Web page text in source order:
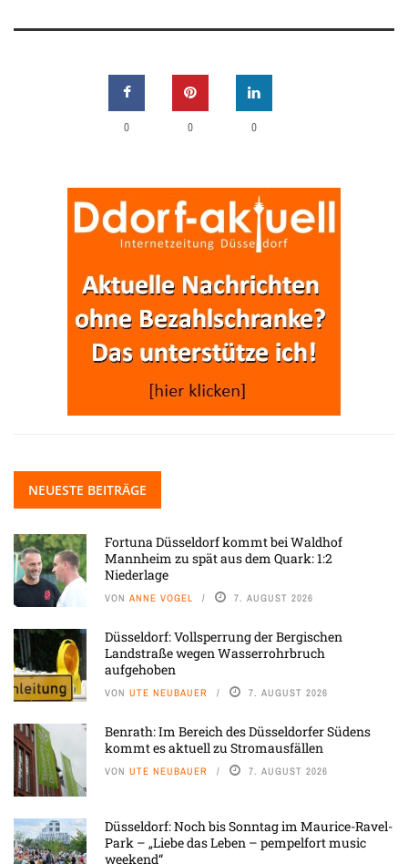
0 0 0
NEUESTE BEITRÄGE
Fortuna Düsseldorf kommt bei Waldhof
Mannheim zu spät aus dem Quark: 1:2
Niederlage
VON ANNE VOGEL 7. AUGUST 2026
Düsseldorf: Vollsperrung der Bergischen
Landstraße wegen Wasserrohrbruch
aufgehoben
VON UTE NEUBAUER 7. AUGUST 2026
Benrath: Im Bereich des Düsseldorfer Südens
kommt es aktuell zu Stromausfällen
VON UTE NEUBAUER 7. AUGUST 2026
Düsseldorf: Noch bis Sonntag im Maurice-Ravel-
Park – „Liebe das Leben – pempelfort music
weekend“